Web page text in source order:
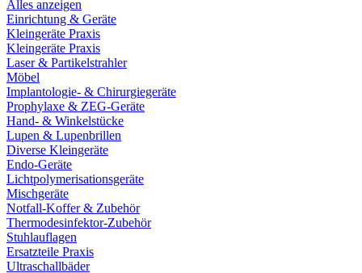
Alles anzeigen
Einrichtung & Geräte
Kleingeräte Praxis
Kleingeräte Praxis
Laser & Partikelstrahler
Möbel
Implantologie- & Chirurgiegeräte
Prophylaxe & ZEG-Geräte
Hand- & Winkelstücke
Lupen & Lupenbrillen
Diverse Kleingeräte
Endo-Geräte
Lichtpolymerisationsgeräte
Mischgeräte
Notfall-Koffer & Zubehör
Thermodesinfektor-Zubehör
Stuhlauflagen
Ersatzteile Praxis
Ultraschallbäder